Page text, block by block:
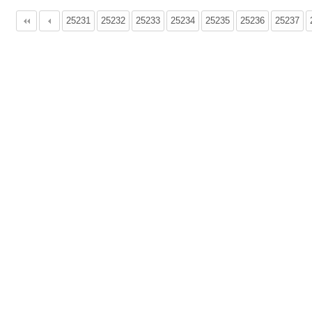
25231 25232 25233 25234 25235 25236 25237
다음 맨끝